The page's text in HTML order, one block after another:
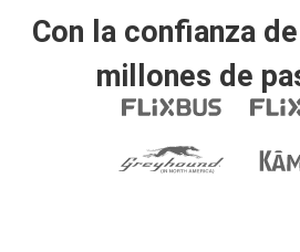
Con la confianza
millones de